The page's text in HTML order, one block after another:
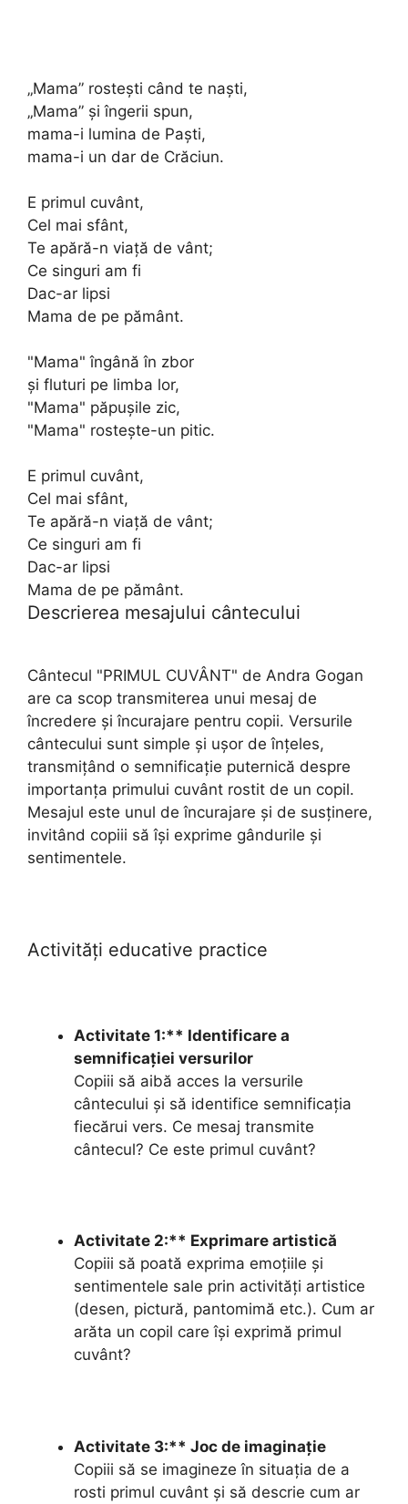
„Mama” rosteşti când te naşti,
„Mama” şi îngerii spun,
mama-i lumina de Paşti,
mama-i un dar de Crăciun.
E primul cuvânt,
Cel mai sfânt,
Te apără-n viaţă de vânt;
Ce singuri am fi
Dac-ar lipsi
Mama de pe pământ.
"Mama" îngână în zbor
și fluturi pe limba lor,
"Mama" păpușile zic,
"Mama" rostește-un pitic.
E primul cuvânt,
Cel mai sfânt,
Te apără-n viaţă de vânt;
Ce singuri am fi
Dac-ar lipsi
Mama de pe pământ.
Descrierea mesajului cântecului
Cântecul "PRIMUL CUVÂNT" de Andra Gogan
are ca scop transmiterea unui mesaj de
încredere și încurajare pentru copii. Versurile
cântecului sunt simple și ușor de înțeles,
transmițând o semnificație puternică despre
importanța primului cuvânt rostit de un copil.
Mesajul este unul de încurajare și de susținere,
invitând copiii să își exprime gândurile și
sentimentele.
Activități educative practice
Activitate 1:** Identificare a
semnificației versurilor
Copiii să aibă acces la versurile
cântecului și să identifice semnificația
fiecărui vers. Ce mesaj transmite
cântecul? Ce este primul cuvânt?
Activitate 2:** Exprimare artistică
Copiii să poată exprima emoțiile și
sentimentele sale prin activități artistice
(desen, pictură, pantomimă etc.). Cum ar
arăta un copil care își exprimă primul
cuvânt?
Activitate 3:** Joc de imaginație
Copiii să se imagineze în situația de a
rosti primul cuvânt și să descrie cum ar